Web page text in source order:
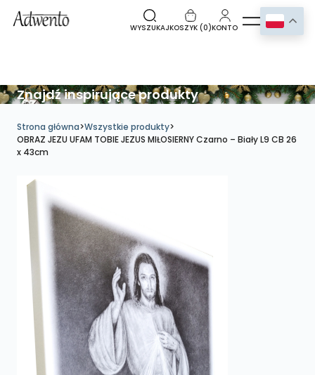
WYSZUKAJKOSZYK (0)KONTO
Znajdź inspirujące produkty
Strona główna>Wszystkie produkty>
OBRAZ JEZU UFAM TOBIE JEZUS MIŁOSIERNY Czarno – Biały L9 CB 26
x 43cm